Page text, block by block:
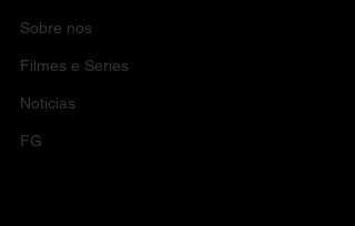
Sobre nos
Filmes e Series
Noticias
FG